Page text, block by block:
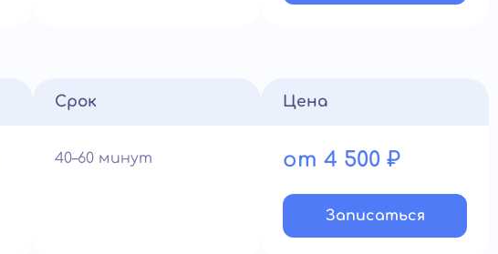
Срок
40–60 минут
Цена
от 4 500 ₽
Записатьcя